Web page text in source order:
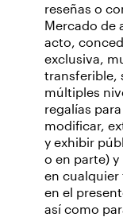
reseñas o
Mercado de
acto,
exclusiva,
transferible,
múltiples
regalías
modificar,
y exhibir
o en parte)
en
en el
así como